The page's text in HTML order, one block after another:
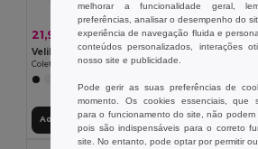
21,90 € 33,16 € -34%
Velilla 36047
Adicionar ao Carrinho
22,60 €
TH
Colete (200
melhorar a funcionalidade geral,
preferências, analisar o desempenho do
experiência de navegação fluida e
conteúdos personalizados, interações
nosso site e publicidade.
Pode gerir as suas preferências de
momento. Os cookies essenciais, que
para o funcionamento do site, não podem
pois são indispensáveis para o correto
site. No entanto, pode optar por permitir